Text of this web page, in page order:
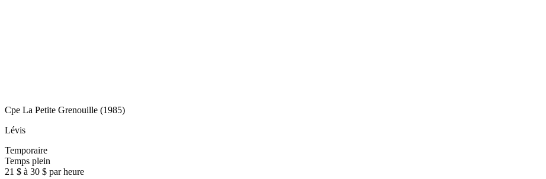
Cpe La Petite Grenouille (1985)
Lévis
Temporaire
Temps plein
21 $ à 30 $ par heure